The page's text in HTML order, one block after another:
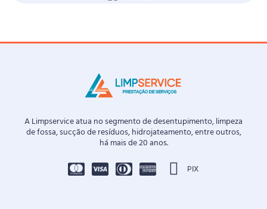
A Limpservice atua no segmento de desentupimento, limpeza
de fossa, sucção de resíduos, hidrojateamento, entre outros,
há mais de 20 anos.
PIX